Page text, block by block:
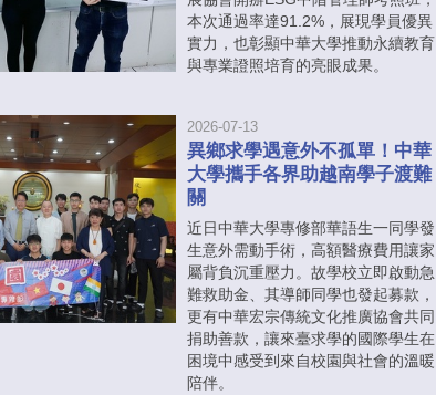
本次通過率達91.2%，展現學員優異
實力，也彰顯中華大學推動永續教育
與專業證照培育的亮眼成果。
2026-07-13
異鄉求學遇意外不孤單！中華
大學攜手各界助越南學子渡難
關
近日中華大學專修部華語生一同學發
生意外需動手術，高額醫療費用讓家
屬背負沉重壓力。故學校立即啟動急
難救助金、其導師同學也發起募款，
更有中華宏宗傳統文化推廣協會共同
捐助善款，讓來臺求學的國際學生在
困境中感受到來自校園與社會的溫暖
陪伴。